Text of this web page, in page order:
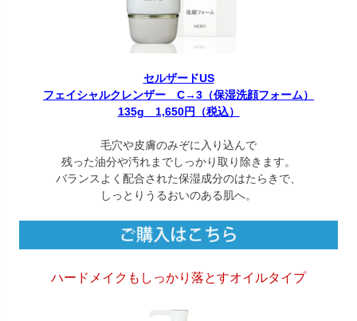
セルザードUS
フェイシャルクレンザー C→3（保湿洗顔フォーム）
135g 1,650円（税込）
毛穴や皮膚のみぞに入り込んで
残った油分や汚れまでしっかり取り除きます。
バランスよく配合された保湿成分のはたらきで、
しっとりうるおいのある肌へ。
ハードメイクもしっかり落とすオイルタイプ